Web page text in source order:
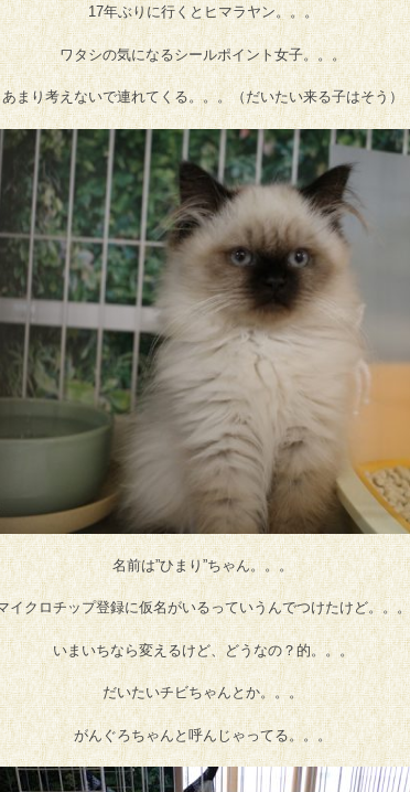
17年ぶりに行くとヒマラヤン。。。
ワタシの気になるシールポイント女子。。。
あまり考えないで連れてくる。。。（だいたい来る子はそう）
名前は”ひまり”ちゃん。。。
イクロチップ登録に仮名がいるっていうんでつけたけど。。。
いまいちなら変えるけど、どうなの？的。。。
だいたいチビちゃんとか。。。
がんぐろちゃんと呼んじゃってる。。。